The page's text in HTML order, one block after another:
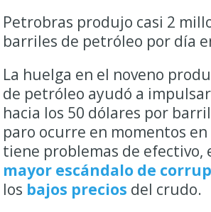
Petrobras produjo casi 2
barriles de petróleo por día
La huelga en el noveno
de petróleo ayudó a
hacia los 50 dólares por
paro ocurre en momentos
tiene problemas de efectivo,
mayor escándalo de
los bajos precios del crudo.